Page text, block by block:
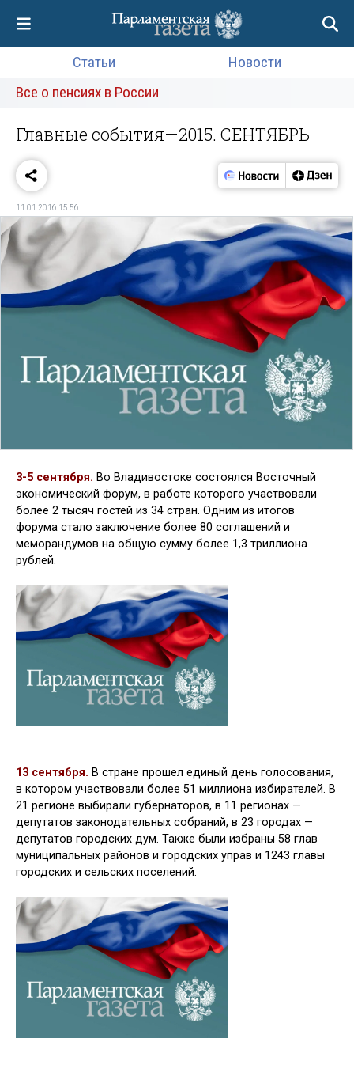
Статьи
Новости
Все о пенсиях в России
Главные события—2015. СЕНТЯБРЬ
11.01.2016 15:56
3-5 сентября. Во Владивостоке состоялся Восточный
экономический форум, в работе которого участвовали
более 2 тысяч гостей из 34 стран. Одним из итогов
форума стало заключение более 80 соглашений и
меморандумов на общую сумму более 1,3 триллиона
рублей.
13 сентября. В стране прошел единый день голосования,
в котором участвовали более 51 миллиона избирателей. В
21 регионе выбирали губернаторов, в 11 регионах —
депутатов законодательных собраний, в 23 городах —
депутатов городских дум. Также были избраны 58 глав
муниципальных районов и городских управ и 1243 главы
городских и сельских поселений.